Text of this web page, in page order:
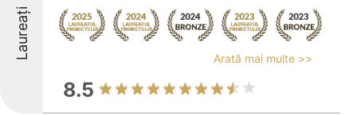
Laureați Arată mai multe >>
8.5